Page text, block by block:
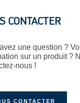
CONTACTER
une question ?
sur un produit ?
nous !
CONTACTER